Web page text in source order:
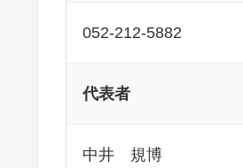
052-212-5882
代表者
中井 規博